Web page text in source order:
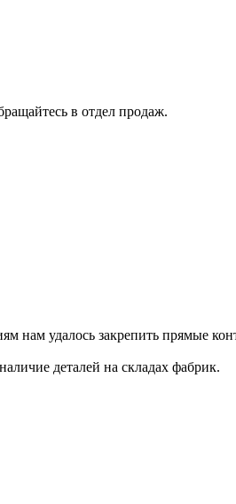
в отдел продаж.
нам удалось закрепить прямые
деталей на складах фабрик.